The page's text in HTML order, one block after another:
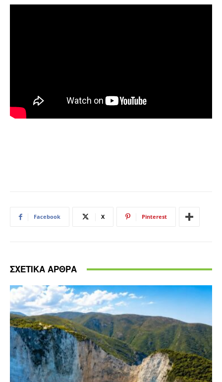
Facebook X Pinterest
ΣΧΕΤΙΚΑ ΑΡΘΡΑ